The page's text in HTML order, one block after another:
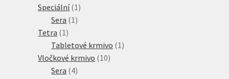
produkt
Speciální 1 1
Sera 1 1
Tetra 1 1
produkt
Tabletové krmivo 1 1
Vločkové krmivo 1010
Sera 44